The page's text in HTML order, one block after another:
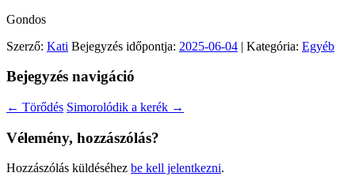
Gondos
Szerző: Kati Bejegyzés időpontja: 2025-06-04 | Kategória: Egyéb
Bejegyzés navigáció
← Törődés Simorolódik a kerék →
Vélemény, hozzászólás?
Hozzászólás küldéséhez be kell jelentkezni.